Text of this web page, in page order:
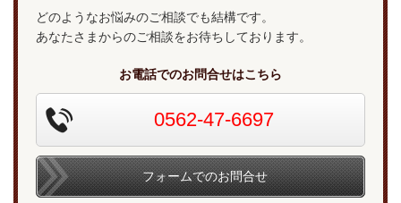
どのようなお悩みのご相談でも結構です。
あなたさまからのご相談をお待ちしております。
お電話でのお問合せはこちら
0562-47-6697
フォームでのお問合せ